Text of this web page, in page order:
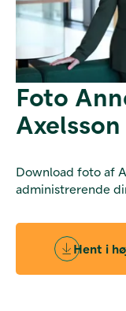
Foto
Axelsson
Download foto af
administrerende
Hent i